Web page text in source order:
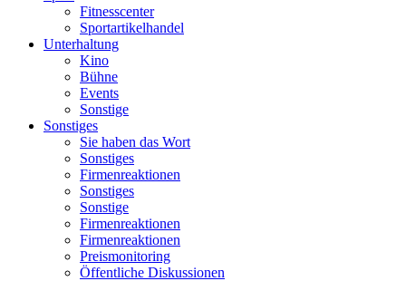
Fitnesscenter
Sportartikelhandel
Unterhaltung
Kino
Bühne
Events
Sonstige
Sonstiges
Sie haben das Wort
Sonstiges
Firmenreaktionen
Sonstiges
Sonstige
Firmenreaktionen
Firmenreaktionen
Preismonitoring
Öffentliche Diskussionen